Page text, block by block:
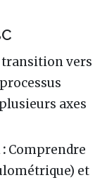
transition vers
axes
Comprendre
et